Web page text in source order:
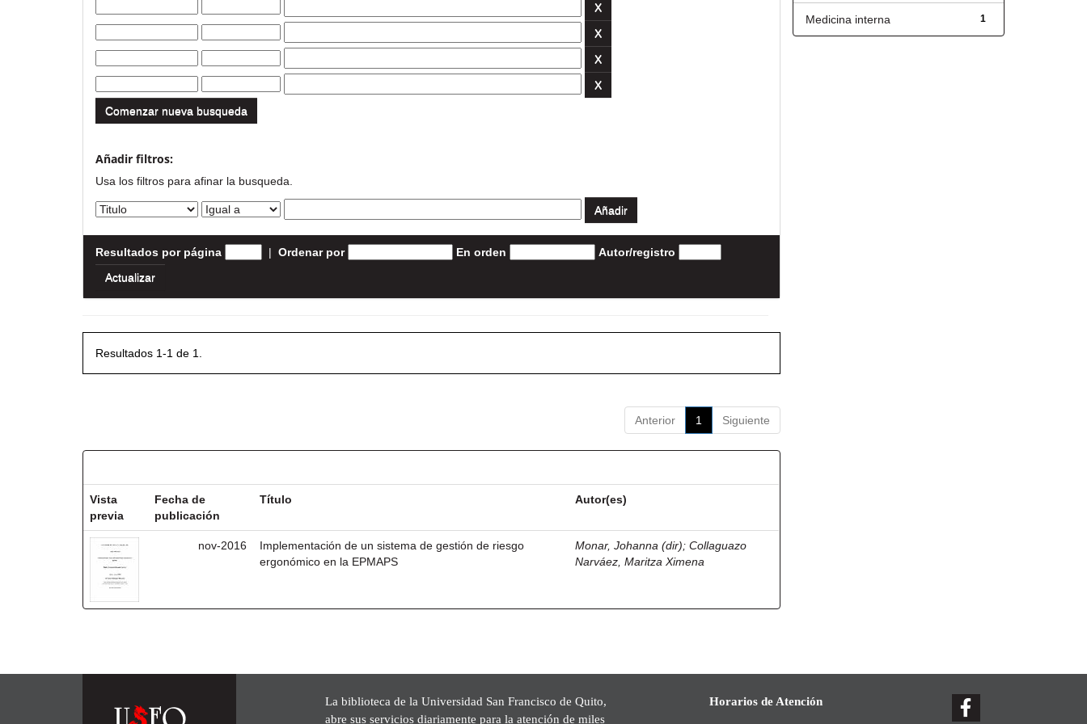
Comenzar nueva busqueda
Añadir filtros:
Usa los filtros para afinar la busqueda.
Resultados por página | Ordenar por En orden Autor/registro
Resultados 1-1 de 1.
Anterior 1 Siguiente
Vista
previa
Fecha de
publicación
Título Autor(es)
nov-2016
Implementación de un sistema de gestión de riesgo
ergonómico en la EPMAPS
Monar, Johanna (dir);Collaguazo
Narváez, Maritza Ximena
1
Medicina interna
La biblioteca de la Universidad San Francisco de Quito,
abre sus servicios diariamente para la atención de miles
Horarios de Atención